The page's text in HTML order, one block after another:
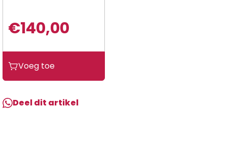
€140,00
Voeg toe
Deel dit artikel